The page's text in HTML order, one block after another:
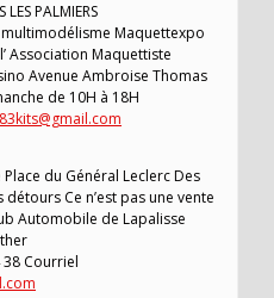
PALMIERS
Maquettexpo
Association Maquettiste
Avenue Ambroise Thomas
de 10H à 18H
du Général Leclerc Des
Ce n’est pas une vente
Automobile de Lapalisse
38 Courriel